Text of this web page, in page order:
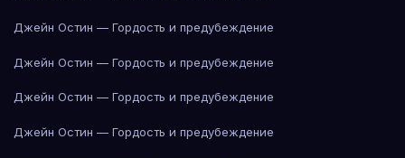
Джейн Остин — Гордость и предубеждение
Джейн Остин — Гордость и предубеждение
Джейн Остин — Гордость и предубеждение
Джейн Остин — Гордость и предубеждение